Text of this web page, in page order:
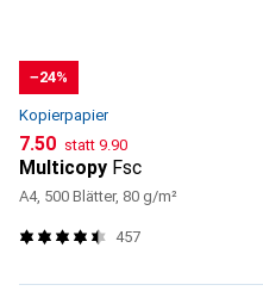
−24%
Kopierpapier
CHF
7.50 statt CHF
9.90
Multicopy Fsc
A4, 500 Blätter, 80 g/m²
457